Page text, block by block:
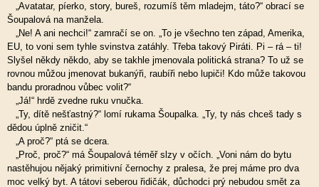
„Avatatar, píerko, story, bureš, rozumíš těm mladejm, táto?“ obrací se
Šoupalová na manžela.
„Ne! A ani nechci!“ zamračí se on. „To je všechno ten západ, Amerika,
EU, to voni sem tyhle svinstva zatáhly. Třeba takový Piráti. Pi – rá – ti!
Slyšel někdy někdo, aby se takhle jmenovala politická strana? To už se
rovnou můžou jmenovat bukanýři, raubíři nebo lupiči! Kdo může takovou
bandu proradnou vůbec volit?“
„Já!“ hrdě zvedne ruku vnučka.
„Ty, dítě nešťastný?“ lomí rukama Šoupalka. „Ty, ty nás chceš tady s
dědou úplně zničit.“
„A proč?“ ptá se dcera.
„Proč, proč?“ má Šoupalová téměř slzy v očích. „Voni nám do bytu
nastěhujou nějaký primitivní černochy z pralesa, že prej máme pro dva
moc velký byt. A tátovi seberou řidičák, důchodci prý nebudou smět za